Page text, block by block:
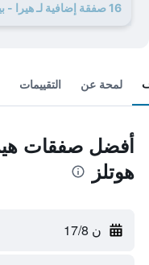
16 صفقة إضافية لـ هيرا - بيرجايا إيسيلاند هوتلز
لمحة عن التقييمات
أفضل صفقات
هوتلز
ن 17/8